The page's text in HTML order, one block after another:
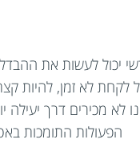
יכול לעשות את ההבדל
לקחת לא זמן,
לא מכירים דרך יעילה
הפעולות התומכות